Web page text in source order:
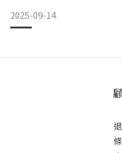
相信，真正的療癒，不是快
儀式，重新與自己對話，與
2025-09-14